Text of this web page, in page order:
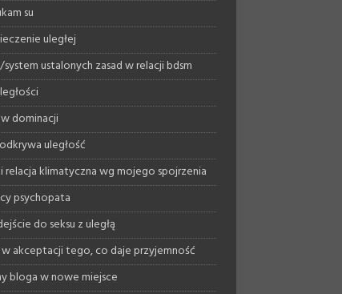
su
uległej
ustalonych zasad w relacji bdsm
dominacji
uległość
relacja klimatyczna wg mojego spojrzenia
psychopata
do seksu z uległą
akceptacji tego, co daje przyjemność
bloga w nowe miejsce